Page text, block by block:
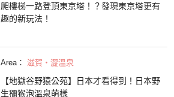
爬樓梯一路登頂東京塔！？發現東京塔更有
趣的新玩法！
Area： 滋賀・澀溫泉
【地獄谷野猿公苑】日本才看得到！日本野
生獼猴泡溫泉萌樣